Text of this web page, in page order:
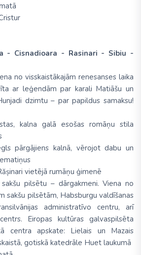
- Cisnadioara - Rasinari - Sibiu -
no visskaistākajām renesanses laika
ar leģendām par karali Matiāšu un
dzimtu – par papildus samaksu!
kalna galā esošas romāņu stila
pārgājiens kalnā, vērojot dabu un
vietējā rumāņu ģimenē
pilsētu – dārgakmeni. Viena no
sakšu pilsētām, Habsburgu valdīšanas
administratīvo centru, arī
Eiropas kultūras galvaspilsēta
centra apskate: Lielais un Mazais
gotiskā katedrāle Huet laukumā